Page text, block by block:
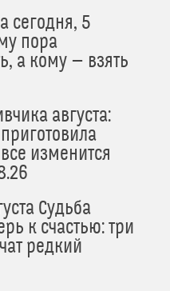
сегодня, 5
пора
а кому — взять
августа:
изменится
Судьба
к счастью: три
редкий